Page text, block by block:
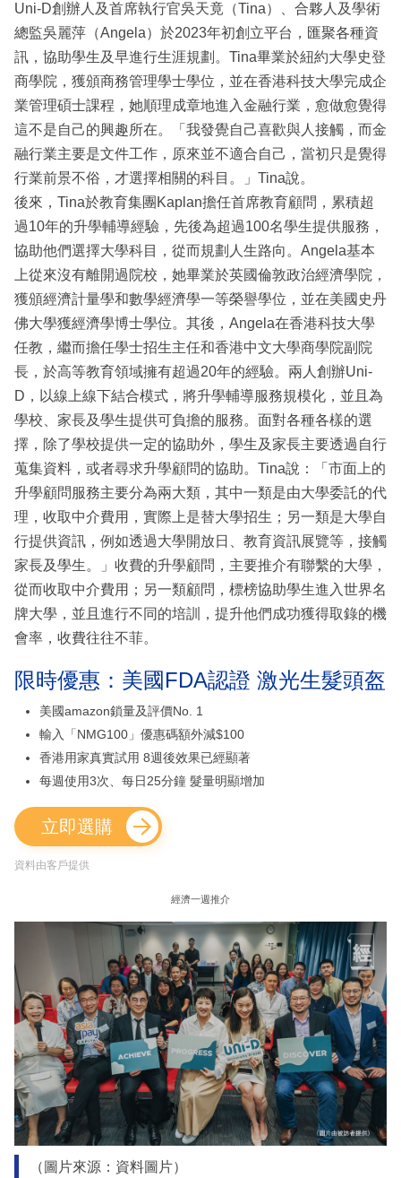
Uni-D創辦人及首席執行官吳天竟（Tina）、合夥人及學術
總監吳麗萍（Angela）於2023年初創立平台，匯聚各種資
訊，協助學生及早進行生涯規劃。Tina畢業於紐約大學史登
商學院，獲頒商務管理學士學位，並在香港科技大學完成企
業管理碩士課程，她順理成章地進入金融行業，愈做愈覺得
這不是自己的興趣所在。「我發覺自己喜歡與人接觸，而金
融行業主要是文件工作，原來並不適合自己，當初只是覺得
行業前景不俗，才選擇相關的科目。」Tina說。
後來，Tina於教育集團Kaplan擔任首席教育顧問，累積超
過10年的升學輔導經驗，先後為超過100名學生提供服務，
協助他們選擇大學科目，從而規劃人生路向。Angela基本
上從來沒有離開過院校，她畢業於英國倫敦政治經濟學院，
獲頒經濟計量學和數學經濟學一等榮譽學位，並在美國史丹
佛大學獲經濟學博士學位。其後，Angela在香港科技大學
任教，繼而擔任學士招生主任和香港中文大學商學院副院
長，於高等教育領域擁有超過20年的經驗。兩人創辦Uni-
D，以線上線下結合模式，將升學輔導服務規模化，並且為
學校、家長及學生提供可負擔的服務。面對各種各樣的選
擇，除了學校提供一定的協助外，學生及家長主要透過自行
蒐集資料，或者尋求升學顧問的協助。Tina說：「市面上的
升學顧問服務主要分為兩大類，其中一類是由大學委託的代
理，收取中介費用，實際上是替大學招生；另一類是大學自
行提供資訊，例如透過大學開放日、教育資訊展覽等，接觸
家長及學生。」收費的升學顧問，主要推介有聯繫的大學，
從而收取中介費用；另一類顧問，標榜協助學生進入世界名
牌大學，並且進行不同的培訓，提升他們成功獲得取錄的機
會率，收費往往不菲。
限時優惠：美國FDA認證 激光生髮頭盔
美國amazon鎖量及評價No. 1
輸入「NMG100」優惠碼額外減$100
香港用家真實試用 8週後效果已經顯著
每週使用3次、每日25分鐘 髮量明顯增加
立即選購
資料由客戶提供
經濟一週推介
（圖片來源：資料圖片）